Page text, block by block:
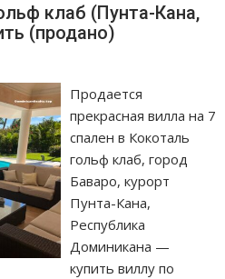
клаб (Пунта-Кана,
(продано)
Продается
прекрасная вилла на 7
спален в Кокоталь
гольф клаб, город
Баваро, курорт
Пунта-Кана,
Республика
Доминикана —
купить виллу по